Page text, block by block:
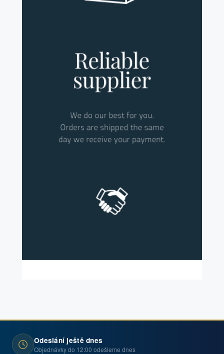
Odeslání ještě dnes
Objednávky do 12:00 odešleme dnes